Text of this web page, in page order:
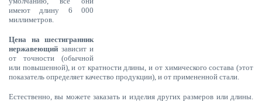
имеют длину 6 000
миллиметров.
Цена на шестигранник
нержавеющий зависит и
от точности (обычной
или повышенной), и от кратности длины, и от химического состава (этот
показатель определяет качество продукции), и от примененной стали.
Естественно, вы можете заказать и изделия других размеров или длины.